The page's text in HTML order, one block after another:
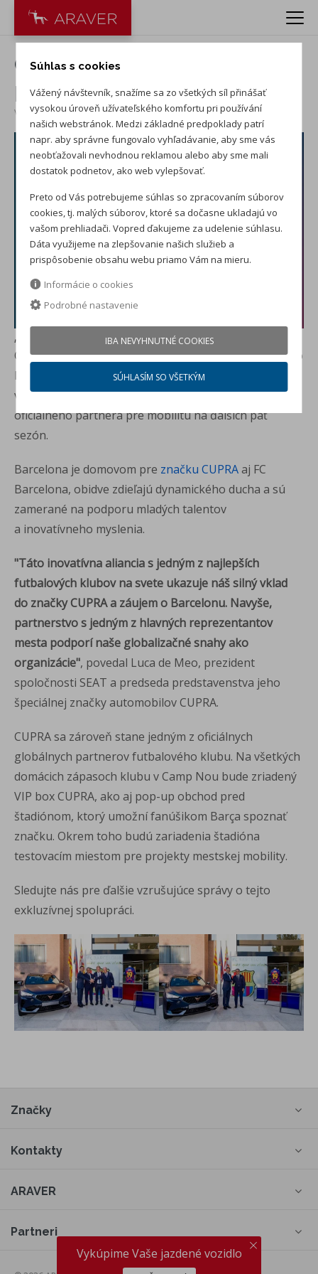
Vykúpime Vaše jazdené vozidlo
Oficiálny automobilový
partner OF FC Barcelony
Vydané:20. 10. 2019
„CUPRA sa spája s FC Barcelona na nasledujúcich päť sezón.“
Oddanosť značky CUPRA športu a inováciám ju v tento
historický moment prinieslo na futbalové ihrisko,
v partnerstve s domácim futbalovým klubom, ako
oficiálneho partnera pre mobilitu na ďalších päť
sezón.
Barcelona je domovom pre značku CUPRAaj FC
Barcelona, obidve zdieľajú dynamického ducha a sú
zamerané na podporu mladých talentov
a inovatívneho myslenia.
"Táto inovatívna aliancia s jedným z najlepších
futbalových klubov na svete ukazuje náš silný vklad
do značky CUPRA a záujem o Barcelonu. Navyše,
partnerstvo s jedným z hlavných reprezentantov
mesta podporí naše globalizačné snahy ako
organizácie", povedal Luca de Meo, prezident
spoločnosti SEAT a predseda predstavenstva jeho
špeciálnej značky automobilov CUPRA.
CUPRA sa zároveň stane jedným z oficiálnych
globálnych partnerov futbalového klubu. Na všetkých
domácich zápasoch klubu v Camp Nou bude zriadený
VIP box CUPRA, ako aj pop-up obchod pred
štadiónom, ktorý umožní fanúšikom Barça spoznať
značku. Okrem toho budú zariadenia štadióna
testovacím miestom pre projekty mestskej mobility.
Sledujte nás pre ďalšie vzrušujúce správy o tejto
exkluzívnej spolupráci.
Súhlas s cookies
Vážený návštevník, snažíme sa zo všetkých síl přinášať
vysokou úroveň užívateľského komfortu pri používání
našich webstránok. Medzi základné predpoklady patrí
napr. aby správne fungovalo vyhľadávanie, aby sme vás
neobťažovali nevhodnou reklamou alebo aby sme mali
dostatok podnetov, ako web vylepšovať.
Preto od Vás potrebujeme súhlas so zpracovaním súborov
cookies, tj. malých súborov, ktoré sa dočasne ukladajú vo
vašom prehliadači. Vopred ďakujeme za udelenie súhlasu.
Dáta využijeme na zlepšovanie našich služieb a
prispôsobenie obsahu webu priamo Vám na mieru.
Informácie o cookies
Podrobné nastavenie
IBA NEVYHNUTNÉ COOKIES
SÚHLASÍM SO VŠETKÝM
Značky
Kontakty
ARAVER
Partneri